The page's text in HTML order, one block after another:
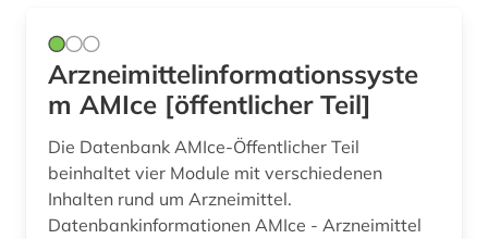
naturwissenschaften (21)
naturwissenschaftler (2)
neuheit (1)
neuheitsrecherche (1)
Arzneimittelinformationssyste
m AMIce [öffentlicher Teil]
Die Datenbank AMIce-Öffentlicher Teil
beinhaltet vier Module mit verschiedenen
Inhalten rund um Arzneimittel.
Datenbankinformationen AMIce - Arzneimittel